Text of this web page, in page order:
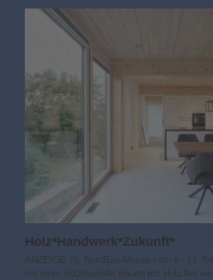
Holz*Handwerk*Zukunft*
ANZEIGE 71. NordBau-Messe vom 9.–13.
mit einer Holzbauhalle Bauen mit Holz hat